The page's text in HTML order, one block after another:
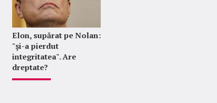
Elon, supărat pe Nolan:
"şi-a pierdut
integritatea". Are
dreptate?